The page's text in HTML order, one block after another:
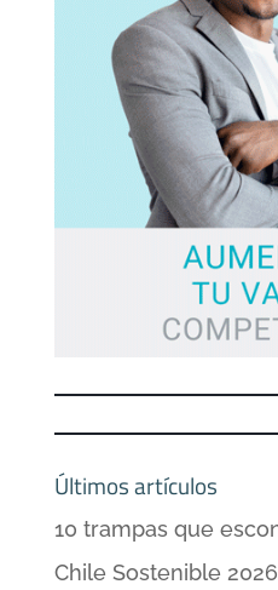
Últimos artículos
10 trampas que
Chile Sostenible